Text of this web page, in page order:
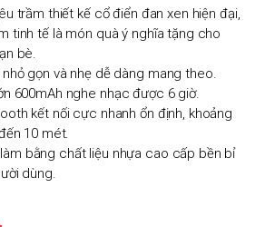
trầm thiết kế cổ điển đan xen hiện đại,
tinh tế là món quà ý nghĩa tặng cho
bè.
gọn và nhẹ dễ dàng mang theo.
600mAh nghe nhạc được 6 giờ.
kết nối cực nhanh ổn định, khoảng
10 mét.
bằng chất liệu nhựa cao cấp bền bỉ
dùng.